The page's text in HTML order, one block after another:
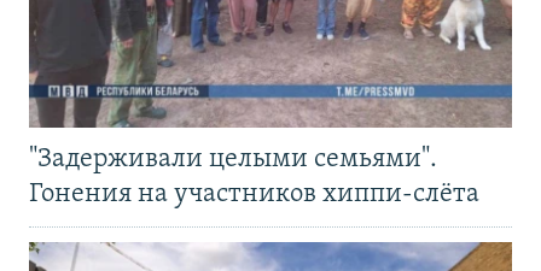
"Задерживали целыми семьями".
Гонения на участников хиппи-слёта